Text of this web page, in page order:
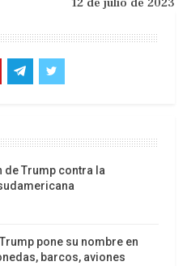
colonialismo se erigió
borrar o disminuir el
a la libre expresión
de Trump contra la
pone su nombre en
barcos, aviones